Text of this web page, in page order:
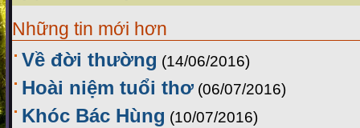
Những tin mới hơn
Về đời thường (14/06/2016)
Hoài niệm tuổi thơ (06/07/2016)
Khóc Bác Hùng (10/07/2016)